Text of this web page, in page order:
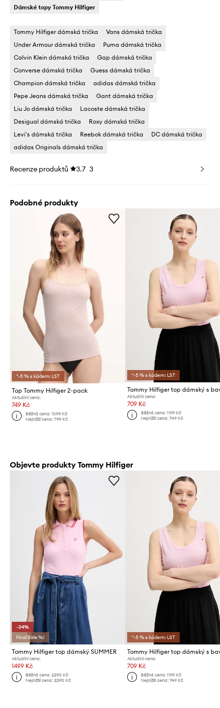
Dámské topy Tommy Hilfiger
Tommy Hilfiger dámská trička
Vans dámská trička
Under Armour dámská trička
Puma dámská trička
Calvin Klein dámská trička
Gap dámská trička
Converse dámská trička
Guess dámská trička
Champion dámská trička
adidas dámská trička
Pepe Jeans dámská trička
Gant dámská trička
Liu Jo dámská trička
Lacoste dámská trička
Desigual dámská trička
Roxy dámská trička
Levi's dámská trička
Reebok dámská trička
DC dámská trička
adidas Originals dámská trička
Recenze produktů 3.7 3
Podobné produkty
*-5 % s kódem: LST
Top Tommy Hilfiger 2-pack
Aktuální cena:
749 Kč
Běžná cena:1099 Kč
Nejnižší cena:799 Kč
*-5 % s kódem: LST
Tommy Hilfiger top dámský s
Aktuální cena:
709 Kč
Běžná cena: 1199 Kč
Nejnižší cena: 749 Kč
Objevte produkty Tommy Hilfiger
-34%
Final Sale %!
Tommy Hilfiger top dámský SUMMER
Aktuální cena:
1499 Kč
Běžná cena:2290 Kč
Nejnižší cena:2290 Kč
*-5 % s kódem: LST
Tommy Hilfiger top dámský s
Aktuální cena:
709 Kč
Běžná cena: 1199 Kč
Nejnižší cena: 749 Kč